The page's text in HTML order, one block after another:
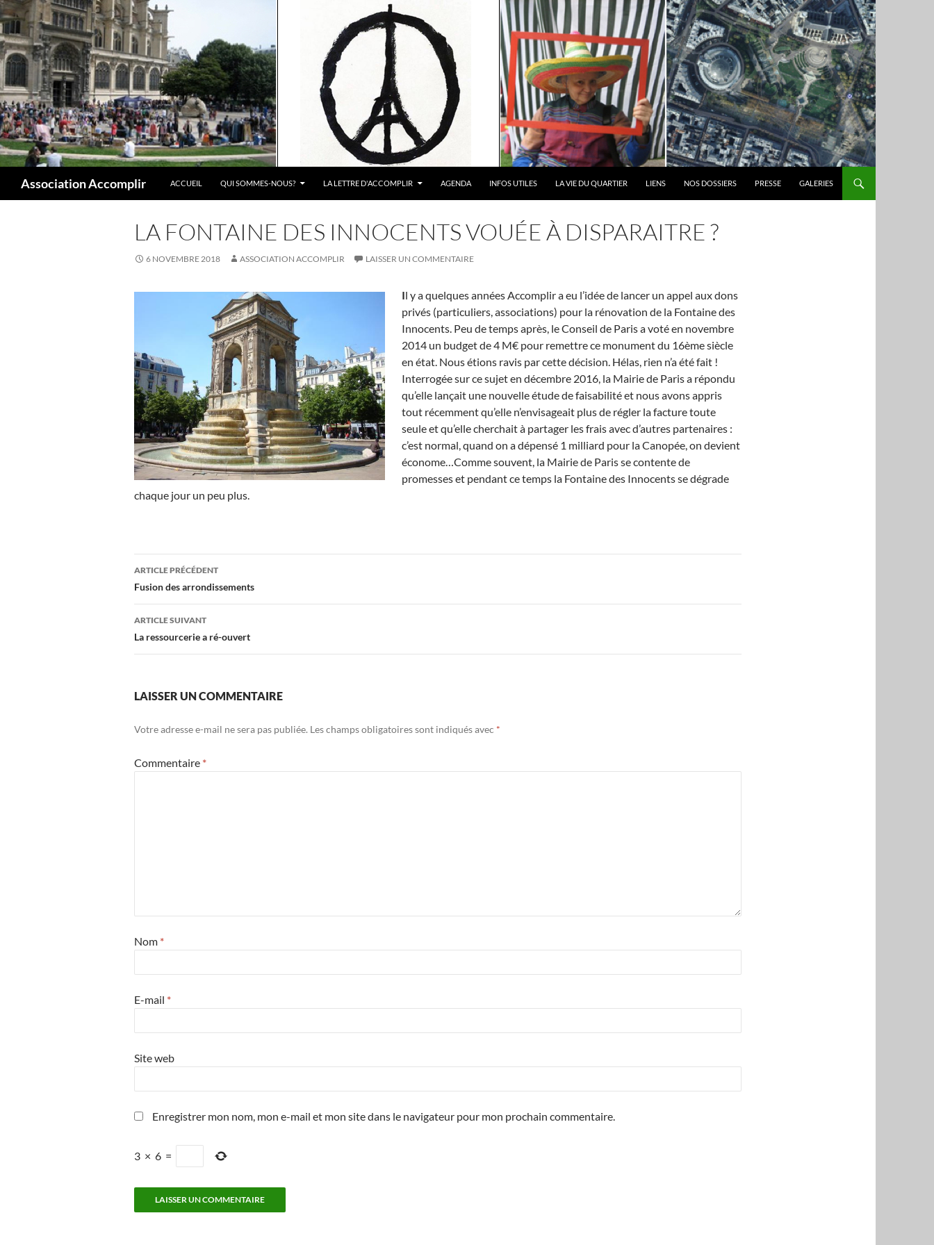
Aller
au
contenu
Association Accomplir ACCUEIL QUI SOMMES-NOUS? LA LETTRE D'ACCOMPLIR AGENDA INFOS UTILES LA VIE DU QUARTIER LIENS NOS DOSSIERS PRESSE GALERIES
LA FONTAINE DES INNOCENTS VOUÉE À DISPARAITRE ?
6 NOVEMBRE 2018 ASSOCIATION ACCOMPLIR LAISSER UN COMMENTAIRE
Il y a quelques années Accomplir a eu l’idée de lancer un appel aux dons
privés (particuliers, associations) pour la rénovation de la Fontaine des
Innocents. Peu de temps après, le Conseil de Paris a voté en novembre
2014 un budget de 4 M€ pour remettre ce monument du 16ème siècle
en état. Nous étions ravis par cette décision. Hélas, rien n’a été fait !
Interrogée sur ce sujet en décembre 2016, la Mairie de Paris a répondu
qu’elle lançait une nouvelle étude de faisabilité et nous avons appris
tout récemment qu’elle n’envisageait plus de régler la facture toute
seule et qu’elle cherchait à partager les frais avec d’autres partenaires :
c’est normal, quand on a dépensé 1 milliard pour la Canopée, on devient
économe…Comme souvent, la Mairie de Paris se contente de
promesses et pendant ce temps la Fontaine des Innocents se dégrade
chaque jour un peu plus.
Navigation
des
articles
ARTICLE PRÉCÉDENT
Fusion des arrondissements
ARTICLE SUIVANT
La ressourcerie a ré-ouvert
LAISSER UN COMMENTAIRE
Votre adresse e-mail ne sera pas publiée. Les champs obligatoires sont indiqués avec *
Commentaire *
Nom *
E-mail *
Site web
Enregistrer mon nom, mon e-mail et mon site dans le navigateur pour mon prochain commentaire.
3 × 6 =